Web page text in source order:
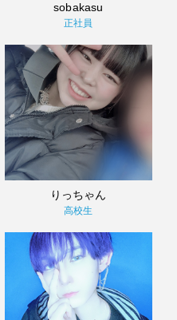
sobakasu
正社員
りっちゃん
高校生